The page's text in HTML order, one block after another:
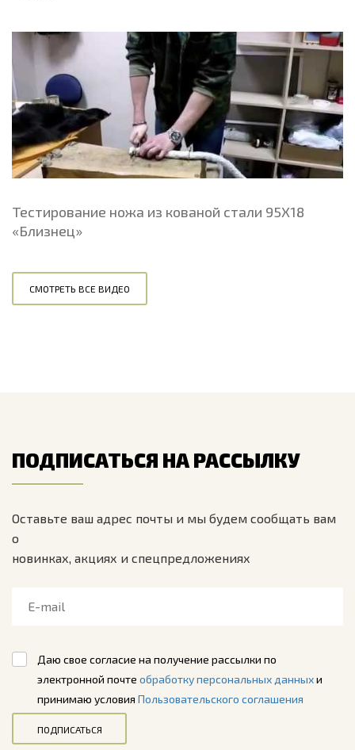
Тестирование ножа из кованой стали 95Х18
«Близнец»
СМОТРЕТЬ ВСЕ ВИДЕО
ПОДПИСАТЬСЯ НА РАССЫЛКУ
Оставьте ваш адрес почты и мы будем сообщать вам
о
новинках, акциях и спецпредложениях
Даю свое согласие на получение рассылки по
электронной почте обработку персональных данныхи
принимаю условия Пользовательского соглашения
ПОДПИСАТЬСЯ